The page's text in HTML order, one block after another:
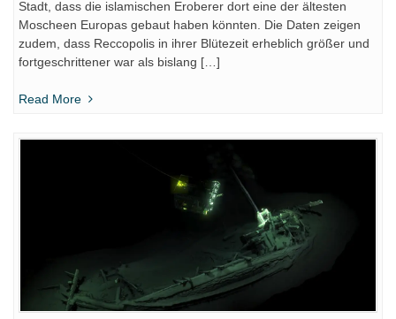
Stadt, dass die islamischen Eroberer dort eine der ältesten
Moscheen Europas gebaut haben könnten. Die Daten zeigen
zudem, dass Reccopolis in ihrer Blütezeit erheblich größer und
fortgeschrittener war als bislang […]
Read More